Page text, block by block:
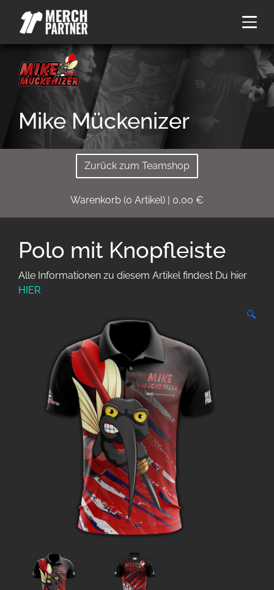
Mike Mückenizer
Zurück zum Teamshop
Warenkorb (0 Artikel) | 0,00 €
Polo mit Knopfleiste
Alle Informationen zu diesem Artikel findest Du hier
HIER
🔍